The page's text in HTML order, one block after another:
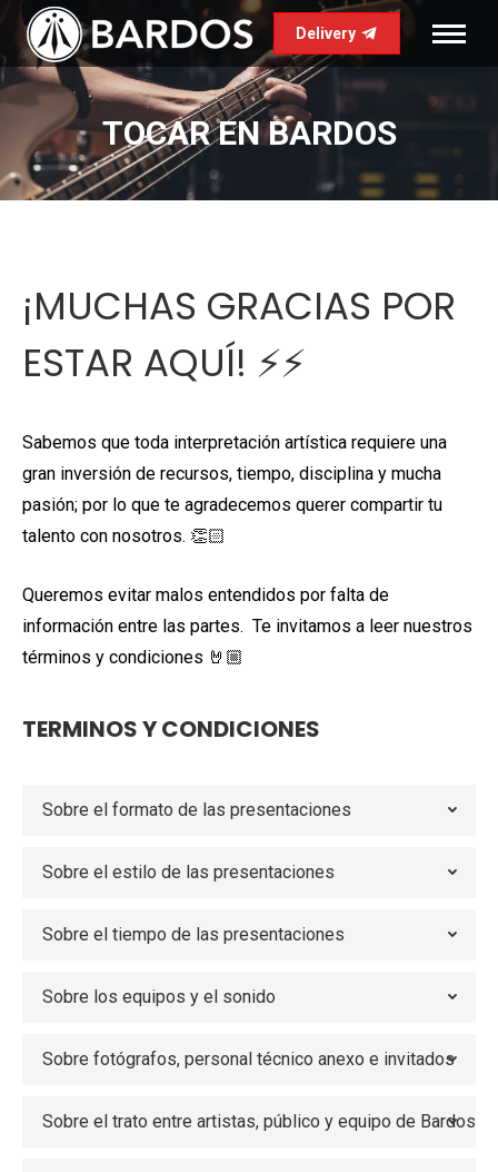
Delivery
TOCAR EN BARDOS
¡MUCHAS GRACIAS POR
ESTAR AQUÍ! ⚡️⚡️
Sabemos que toda interpretación artística requiere una
gran inversión de recursos, tiempo, disciplina y mucha
pasión; por lo que te agradecemos querer compartir tu
talento con nosotros. 👏🏻
Queremos evitar malos entendidos por falta de
información entre las partes. Te invitamos a leer nuestros
términos y condiciones 🤘🏼
TERMINOS Y CONDICIONES
Sobre el formato de las presentaciones
Sobre el estilo de las presentaciones
Sobre el tiempo de las presentaciones
Sobre los equipos y el sonido
Sobre fotógrafos, personal técnico anexo e invitados
Sobre el trato entre artistas, público y equipo de Bardos